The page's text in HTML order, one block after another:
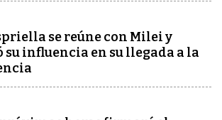
se reúne con Milei y
su influencia en su llegada a la